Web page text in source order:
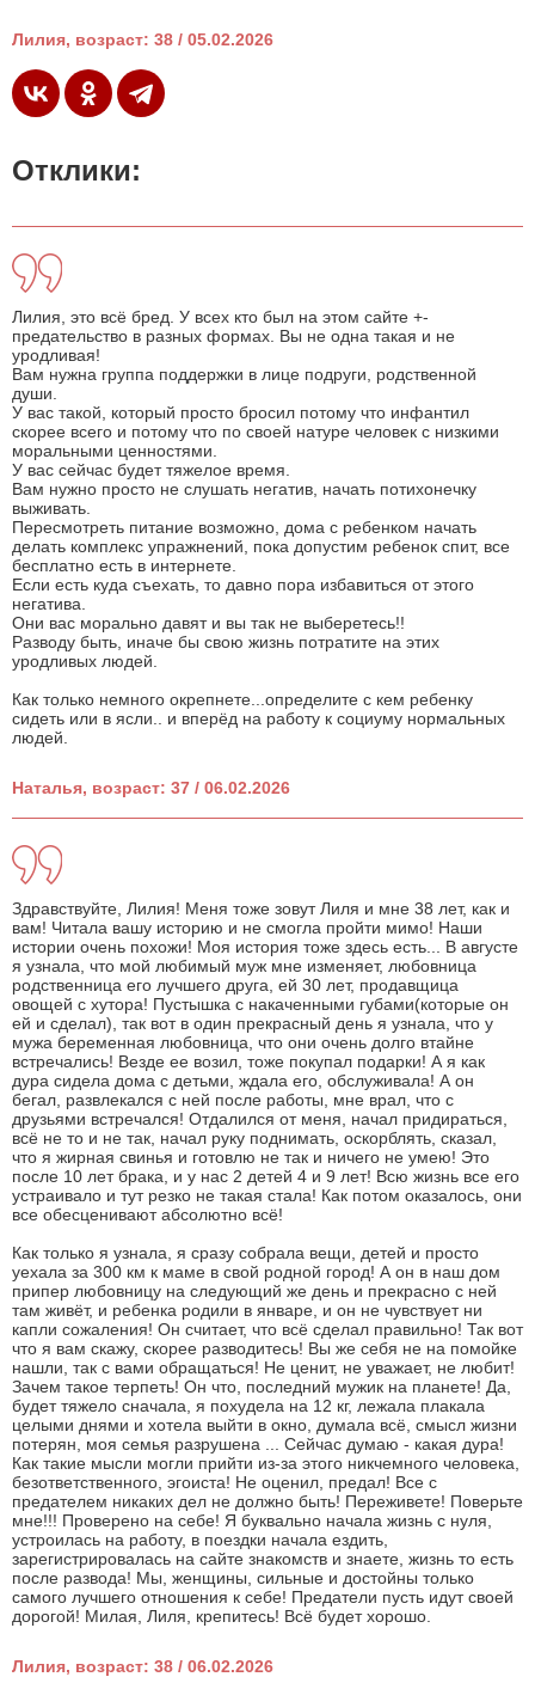
Лилия, возраст: 38 / 05.02.2026
Отклики:
Лилия, это всё бред. У всех кто был на этом сайте +-
предательство в разных формах. Вы не одна такая и не
уродливая!
Вам нужна группа поддержки в лице подруги, родственной
души.
У вас такой, который просто бросил потому что инфантил
скорее всего и потому что по своей натуре человек с низкими
моральными ценностями.
У вас сейчас будет тяжелое время.
Вам нужно просто не слушать негатив, начать потихонечку
выживать.
Пересмотреть питание возможно, дома с ребенком начать
делать комплекс упражнений, пока допустим ребенок спит, все
бесплатно есть в интернете.
Если есть куда съехать, то давно пора избавиться от этого
негатива.
Они вас морально давят и вы так не выберетесь!!
Разводу быть, иначе бы свою жизнь потратите на этих
уродливых людей.
Как только немного окрепнете...определите с кем ребенку
сидеть или в ясли.. и вперёд на работу к социуму нормальных
людей.
Наталья, возраст: 37 / 06.02.2026
Здравствуйте, Лилия! Меня тоже зовут Лиля и мне 38 лет, как и
вам! Читала вашу историю и не смогла пройти мимо! Наши
истории очень похожи! Моя история тоже здесь есть... В августе
я узнала, что мой любимый муж мне изменяет, любовница
родственница его лучшего друга, ей 30 лет, продавщица
овощей с хутора! Пустышка с накаченными губами(которые он
ей и сделал), так вот в один прекрасный день я узнала, что у
мужа беременная любовница, что они очень долго втайне
встречались! Везде ее возил, тоже покупал подарки! А я как
дура сидела дома с детьми, ждала его, обслуживала! А он
бегал, развлекался с ней после работы, мне врал, что с
друзьями встречался! Отдалился от меня, начал придираться,
всё не то и не так, начал руку поднимать, оскорблять, сказал,
что я жирная свинья и готовлю не так и ничего не умею! Это
после 10 лет брака, и у нас 2 детей 4 и 9 лет! Всю жизнь все его
устраивало и тут резко не такая стала! Как потом оказалось, они
все обесценивают абсолютно всё!
Как только я узнала, я сразу собрала вещи, детей и просто
уехала за 300 км к маме в свой родной город! А он в наш дом
припер любовницу на следующий же день и прекрасно с ней
там живёт, и ребенка родили в январе, и он не чувствует ни
капли сожаления! Он считает, что всё сделал правильно! Так вот
что я вам скажу, скорее разводитесь! Вы же себя не на помойке
нашли, так с вами обращаться! Не ценит, не уважает, не любит!
Зачем такое терпеть! Он что, последний мужик на планете! Да,
будет тяжело сначала, я похудела на 12 кг, лежала плакала
целыми днями и хотела выйти в окно, думала всё, смысл жизни
потерян, моя семья разрушена ... Сейчас думаю - какая дура!
Как такие мысли могли прийти из-за этого никчемного человека,
безответственного, эгоиста! Не оценил, предал! Все с
предателем никаких дел не должно быть! Переживете! Поверьте
мне!!! Проверено на себе! Я буквально начала жизнь с нуля,
устроилась на работу, в поездки начала ездить,
зарегистрировалась на сайте знакомств и знаете, жизнь то есть
после развода! Мы, женщины, сильные и достойны только
самого лучшего отношения к себе! Предатели пусть идут своей
дорогой! Милая, Лиля, крепитесь! Всё будет хорошо.
Лилия, возраст: 38 / 06.02.2026